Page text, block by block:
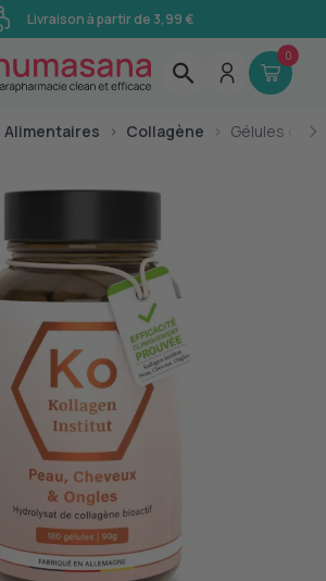
Livraison à partir de 3,99 €
0
Alimentaires › Collagène › Gélules de